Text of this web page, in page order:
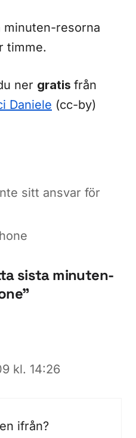
minuten-resorna
timme.
ner gratis från
Daniele (cc-by)
sitt ansvar för
sista minuten-
kl. 14:26
ifrån?